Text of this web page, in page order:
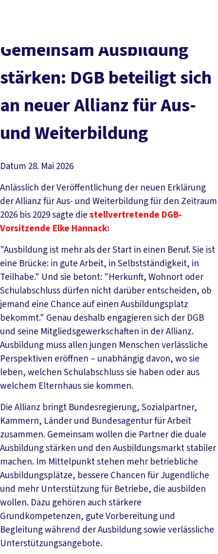
Service
Mitmachen
Gemeinsam Ausbildung
stärken: DGB beteiligt sich
an neuer Allianz für Aus-
und Weiterbildung
Datum 28. Mai 2026
Anlässlich der Veröffentlichung der neuen Erklärung
der Allianz für Aus- und Weiterbildung für den Zeitraum
2026 bis 2029 sagte diestellvertretende DGB-
Vorsitzende Elke Hannack:
"Ausbildung ist mehr als der Start in einen Beruf. Sie ist
eine Brücke: in gute Arbeit, in Selbstständigkeit, in
Teilhabe." Und sie betont: "Herkunft, Wohnort oder
Schulabschluss dürfen nicht darüber entscheiden, ob
jemand eine Chance auf einen Ausbildungsplatz
bekommt." Genau deshalb engagieren sich der DGB
und seine Mitgliedsgewerkschaften in der Allianz.
Ausbildung muss allen jungen Menschen verlässliche
Perspektiven eröffnen – unabhängig davon, wo sie
leben, welchen Schulabschluss sie haben oder aus
welchem Elternhaus sie kommen.
Die Allianz bringt Bundesregierung, Sozialpartner,
Kammern, Länder und Bundesagentur für Arbeit
zusammen. Gemeinsam wollen die Partner die duale
Ausbildung stärken und den Ausbildungsmarkt stabiler
machen. Im Mittelpunkt stehen mehr betriebliche
Ausbildungsplätze, bessere Chancen für Jugendliche
und mehr Unterstützung für Betriebe, die ausbilden
wollen. Dazu gehören auch stärkere
Grundkompetenzen, gute Vorbereitung und
Begleitung während der Ausbildung sowie verlässliche
Unterstützungsangebote.